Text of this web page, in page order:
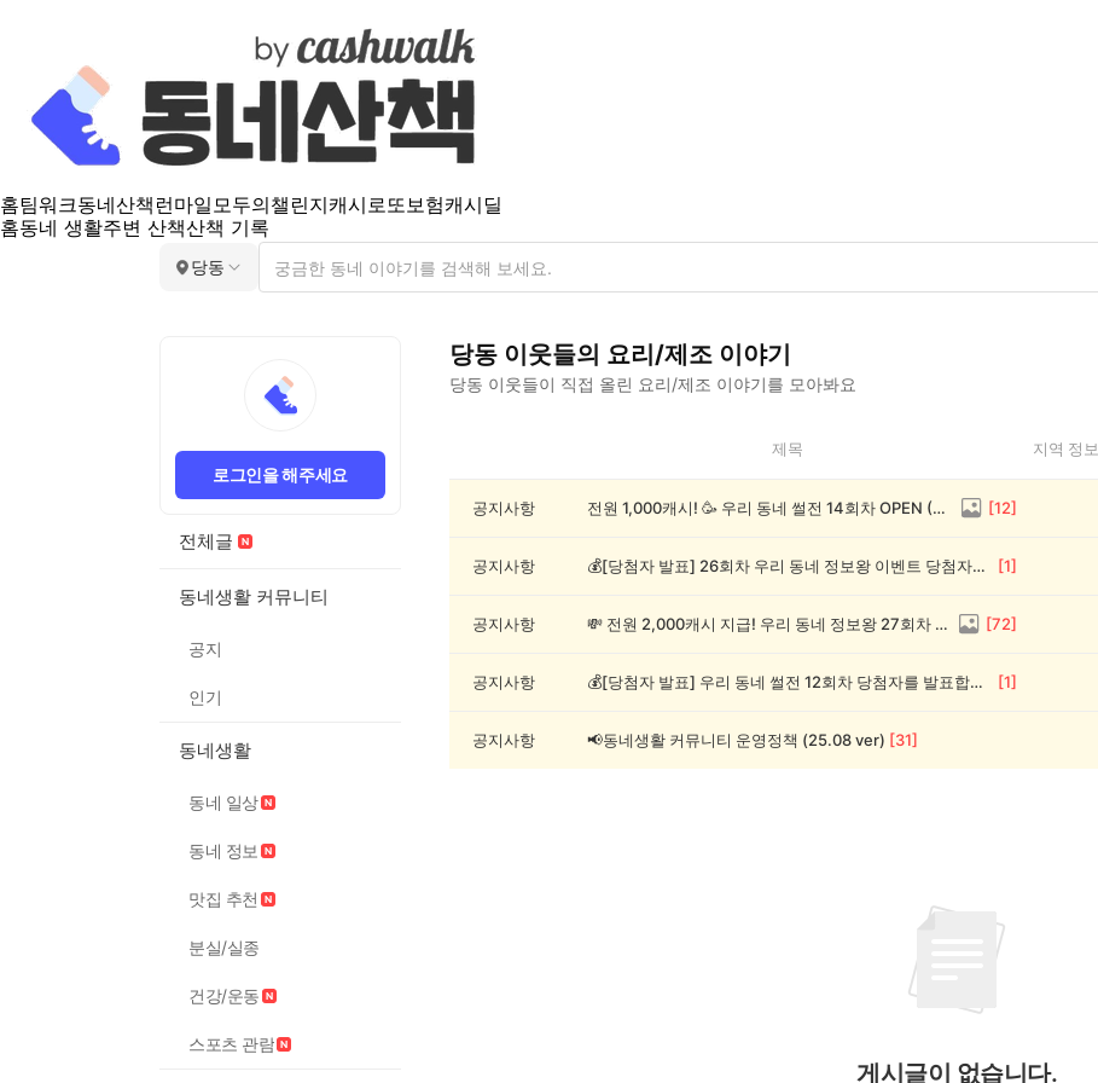
홈팀워크동네산책 런마일모두의챌린지캐시로또보험캐시딜
홈동네 생활주변 산책산책 기록
당동
로그인을 해주세요
전체글
동네생활 커뮤니티
공지
인기
동네생활
동네 일상
동네 정보
맛집 추천
분실/실종
건강/운동
스포츠 관람
당동 이웃들의 요리/제조 이야기
당동 이웃들이 직접 올린 요리/제조 이야기를 모아봐요
요
제목 지역 정보
공지사항 전원 1,000캐시! 🥳 우리 동네 썰전 14회차 OPEN (~8/17) [12]
공지사항 💰[당첨자 발표] 26회차 우리 동네 정보왕 이벤트 당첨자를 발표합니다! [1]
공지사항 💸 전원 2,000캐시 지급! 우리 동네 정보왕 27회차 (~8/10) [72]
공지사항 💰[당첨자 발표] 우리 동네 썰전 12회차 당첨자를 발표합니다! [1]
공지사항 📢동네생활 커뮤니티 운영정책 (25.08 ver) [31]
게시글이 없습니다.